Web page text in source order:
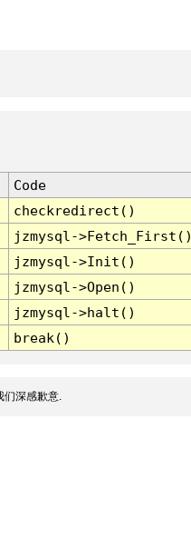
Code
checkredirect()
jzmysql-
jzmysql->Init()
jzmysql->Open()
jzmysql->halt()
break()
们深感歉意.